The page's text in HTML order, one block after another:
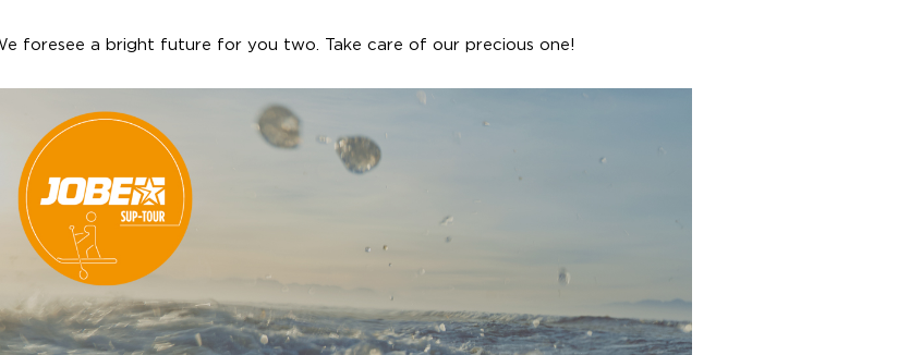
foresee a bright future for you two. Take care of our precious one!